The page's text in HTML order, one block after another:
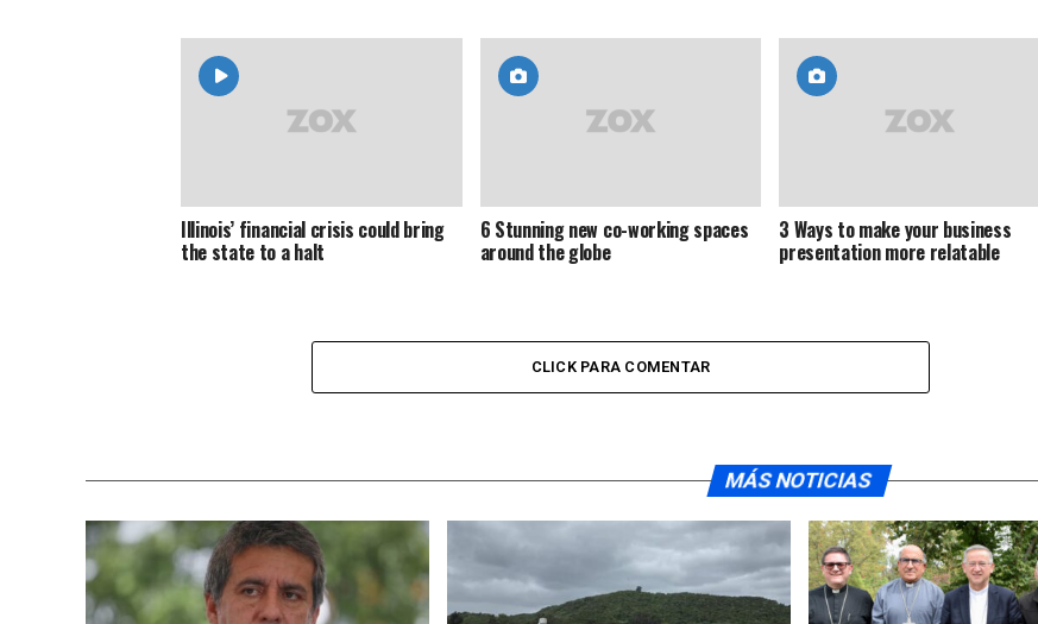
Illinois’ financial crisis could bring
the state to a halt
6 Stunning new co-working spaces
around the globe
3 Ways to make your business
presentation more relatable
CLICK PARA COMENTAR
MÁS NOTICIAS